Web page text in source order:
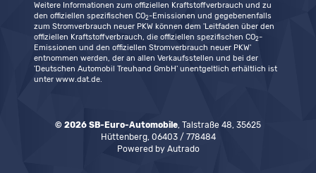
Weitere Informationen zum offiziellen Kraftstoffverbrauch und zu
den offiziellen spezifischen CO2-Emissionen und gegebenenfalls
zum Stromverbrauch neuer PKW können dem 'Leitfaden über den
offiziellen Kraftstoffverbrauch, die offiziellen spezifischen CO2-
Emissionen und den offiziellen Stromverbrauch neuer PKW'
entnommen werden, der an allen Verkaufsstellen und bei der
'Deutschen Automobil Treuhand GmbH' unentgeltlich erhältlich ist
unter www.dat.de.
© 2026 SB-Euro-Automobile, Talstraße 48, 35625
Hüttenberg, 06403 / 778484
Powered by Autrado